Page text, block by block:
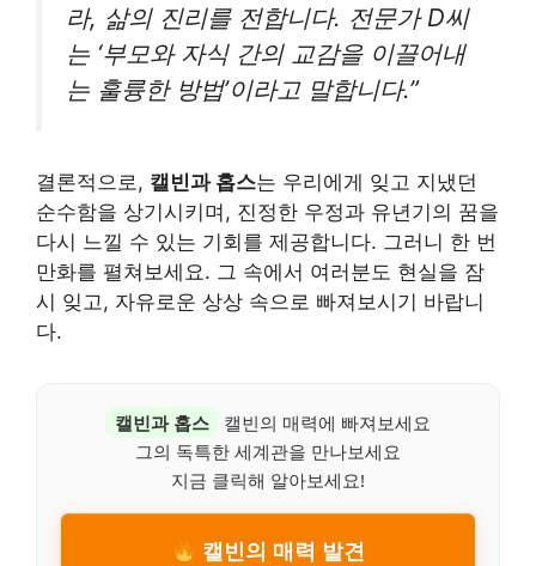
라, 삶의 진리를 전합니다. 전문가 D씨
는 ‘부모와 자식 간의 교감을 이끌어내
는 훌륭한 방법’이라고 말합니다.”
결론적으로, 캘빈과 홉스는 우리에게 잊고 지냈던
순수함을 상기시키며, 진정한 우정과 유년기의 꿈을
다시 느낄 수 있는 기회를 제공합니다. 그러니 한 번
만화를 펼쳐보세요. 그 속에서 여러분도 현실을 잠
시 잊고, 자유로운 상상 속으로 빠져보시기 바랍니
다.
캘빈과 홉스
캘빈의 매력에 빠져보세요
그의 독특한 세계관을 만나보세요
지금 클릭해 알아보세요!
캘빈의 매력 발견